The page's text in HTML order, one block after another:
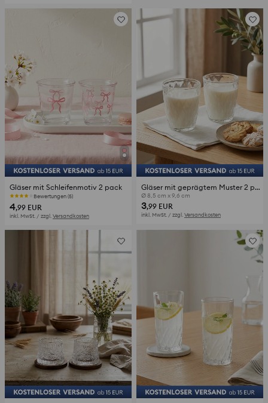
Gläser mit Schleifenmotiv 2 pack
Bewertungen (5)
4,99 EUR
inkl. MwSt. / zzgl.Versandkosten
Gläser mit geprägtem Muster 2 pack
Ø 8,5 cm x 9,6 cm
3,99 EUR
inkl. MwSt. / zzgl.Versandkosten